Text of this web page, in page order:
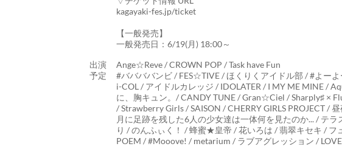
kagayaki-fes.jp/ticket
【一般発売】
一般発売日：6/19(月) 18:00～
出演
予定
Ange☆Reve / CROWN POP / Task have Fun
#ババババンビ / FES☆TIVE / ほくりくアイドル部 / #よー
i-COL / アイドルカレッジ / IDOLATER / I MY ME MINE /
に、胸キュン。/ CANDY TUNE / Gran☆Ciel / Sharply♯ ×
/ Strawberry Girls / SAISON / CHERRY GIRLS PROJECT /
月に足跡を残した6人の少女達は一体何を見たのか... / テ
り / のんふぃく！ / 蜂蜜★皇帝 / 花いろは / 翡翠キセキ / フ
POEM / #Mooove! / metarium / ラブアグレッション /